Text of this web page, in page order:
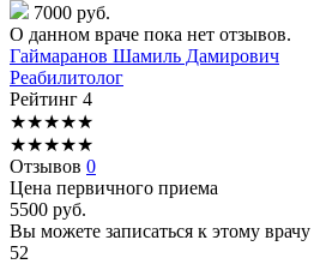
7000 руб.
О данном враче пока нет отзывов.
Гаймаранов Шамиль Дамирович
Реабилитолог
Рейтинг 4
★★★★★
★★★★★
Отзывов 0
Цена первичного приема
5500 руб.
Вы можете записаться к этому
52